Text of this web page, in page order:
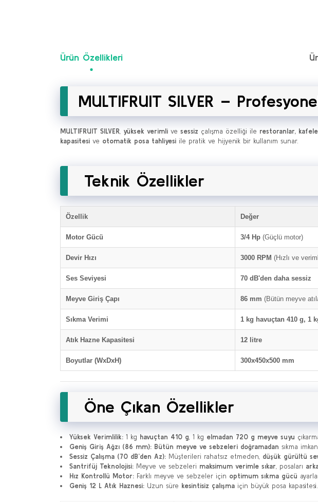
Ürün Özellikleri
MULTIFRUIT SILVER –
MULTIFRUIT SILVER, yüksek verimli ve sessiz çalışma özelliği ile restoranlar,
kapasitesi ve otomatik posa tahliyesi ile pratik ve hijyenik bir kullanım sunar.
Teknik Özellikler
Özellik Değer
Motor Gücü 3/4 Hp (Güçlü motor)
Devir Hızı 3000 RPM (Hızlı ve
Ses Seviyesi 70 dB'den daha sessiz
Meyve Giriş Çapı 86 mm (Bütün meyve
Sıkma Verimi 1 kg havuçtan 410 g, 1
Atık Hazne Kapasitesi 12 litre
Boyutlar (WxDxH) 300x450x500 mm
Öne Çıkan Özellikler
Yüksek Verimlilik: 1 kg havuçtan 410 g, 1 kg elmadan 720 g meyve suyu
Geniş Giriş Ağzı (86 mm): Bütün meyve ve sebzeleri doğramadan sıkma
Sessiz Çalışma (70 dB’den Az): Müşterileri rahatsız etmeden, düşük gürültü
Santrifüj Teknolojisi: Meyve ve sebzeleri maksimum verimle sıkar, posaları
Hız Kontrollü Motor: Farklı meyve ve sebzeler için optimum sıkma gücü
Geniş 12 L Atık Haznesi: Uzun süre kesintisiz çalışma için büyük posa kapasitesi.